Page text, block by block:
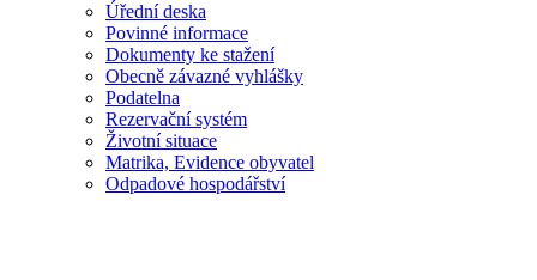
Úřední deska
Povinné informace
Dokumenty ke stažení
Obecně závazné vyhlášky
Podatelna
Rezervační systém
Životní situace
Matrika, Evidence obyvatel
Odpadové hospodářství